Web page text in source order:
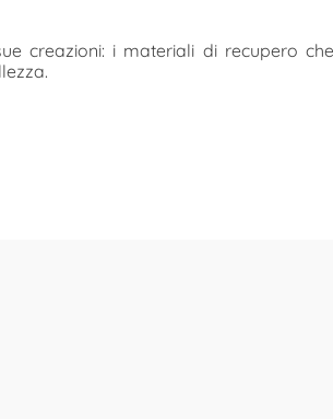
creazioni: i materiali di recupero